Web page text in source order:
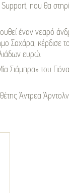
που θα
έναν νεαρό
Σαχάρα, κέρδισε
ευρώ.
Σιάμπρα» του
Άντρεα